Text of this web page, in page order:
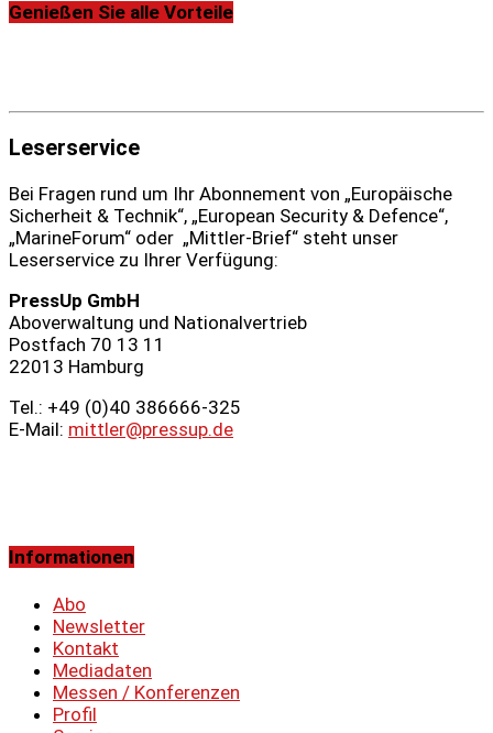
Genießen Sie alle Vorteile
Leserservice
Bei Fragen rund um Ihr Abonnement von „Europäische
Sicherheit & Technik“, „European Security & Defence“,
„MarineForum“ oder „Mittler-Brief“ steht unser
Leserservice zu Ihrer Verfügung:
PressUp GmbH
Aboverwaltung und Nationalvertrieb
Postfach 70 13 11
22013 Hamburg
Tel.: +49 (0)40 386666‑325
E-Mail: mittler@pressup.de
Informationen
Abo
Newsletter
Kontakt
Mediadaten
Messen / Konferenzen
Profil